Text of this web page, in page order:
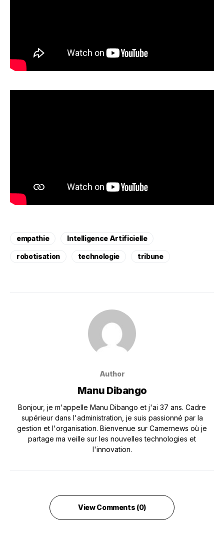
empathie Intelligence Artificielle
robotisation technologie tribune
Author
Manu Dibango
Bonjour, je m'appelle Manu Dibango et j'ai 37 ans. Cadre
supérieur dans l'administration, je suis passionné par la
gestion et l'organisation. Bienvenue sur Camernews où je
partage ma veille sur les nouvelles technologies et
l'innovation.
View Comments (0)